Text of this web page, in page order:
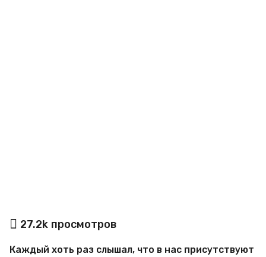
а
в
о
27.2k просмотров
Каждый хоть раз слышал, что в нас присутствуют